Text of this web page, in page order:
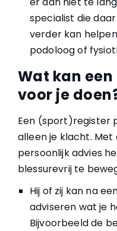
specialist die
verder kan
podoloog of
Wat kan
voor je
Een (sport)register
alleen je klacht.
persoonlijk advies
blessurevrij te
Hij of zij kan na
adviseren wat je
Bijvoorbeeld de